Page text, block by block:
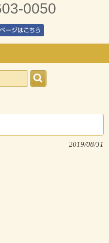
器科、外科の診療、オン
web予約、バリアフリ
センタ
0050
2019/08/31